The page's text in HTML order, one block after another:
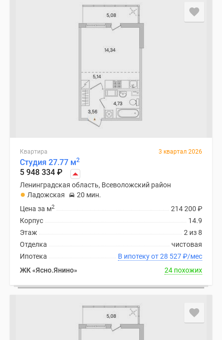
Квартира 3 квартал 2026
Студия 27.77 м2
5 948 334 ₽
Ленинградская область, Всеволожский район
Ладожская
20 мин.
214 200 ₽
Цена за м2
14.9
Корпус
2 из 8
Этаж
чистовая
Отделка
В ипотеку от 28 527₽/мес
Ипотека
ЖК «Ясно.Янино»
24 похожих